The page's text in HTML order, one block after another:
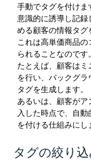
手動でタグを付けま
意識的に誘導し記
める顧客の情報タグ
これは高単価商品
られることなのです。
たとえば、顧客はミ
を行い、バックグ
タグを生成します。
あるいは、顧客が
入した時点で、自
を付ける仕組みにし
タグの絞り